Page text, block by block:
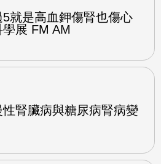
5就是高血鉀傷腎也傷心
展 FM AM
腎臟病與糖尿病腎病變